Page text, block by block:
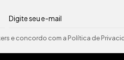
e concordo com a Política de